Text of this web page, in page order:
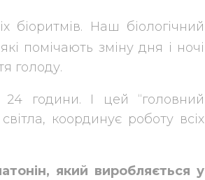
біоритмів. Наш біологічний
помічають зміну дня і ночі
голоду.
години. І цей “головний
координує роботу всіх
який виробляється у